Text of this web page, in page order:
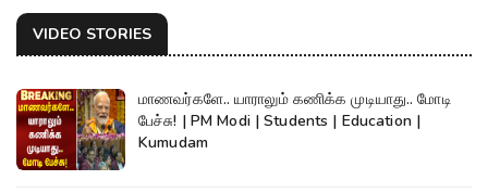
VIDEO STORIES
மாணவர்களே.. யாராலும் கணிக்க முடியாது.. மோடி
பேச்சு! | PM Modi | Students | Education |
Kumudam